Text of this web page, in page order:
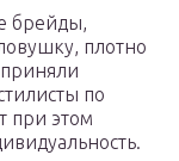
брейды,
плотно
по
при этом